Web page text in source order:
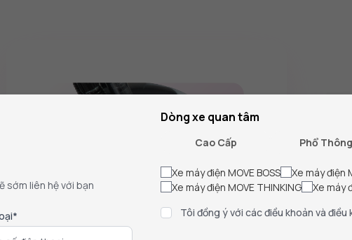
sớm liên hệ với bạn
Dòng xe quan tâm
Cao Cấp Phổ Thông
Xe máy điện MOVE BOSS
Xe máy điện
Xe máy điện MOVE THINKING
Xe máy
Tôi đồng ý với các điều khoản và điều